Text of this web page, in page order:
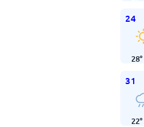
24
28°
31
22°